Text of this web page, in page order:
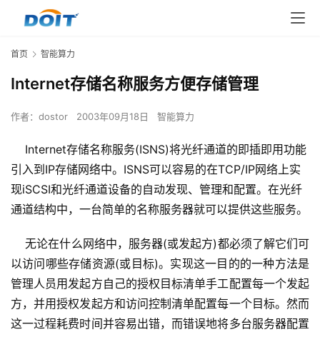
首页 智能算力
Internet存储名称服务方便存储管理
作者： dostor 2003年09月18日 智能算力
Internet存储名称服务(ISNS)将光纤通道的即插即用功能
引入到IP存储网络中。ISNS可以容易的在TCP/IP网络上实
现iSCSI和光纤通道设备的自动发现、管理和配置。在光纤
通道结构中，一台简单的名称服务器就可以提供这些服务。
无论在什么网络中，服务器(或发起方)都必须了解它们可
以访问哪些存储资源(或目标)。实现这一目的的一种方法是
管理人员用发起方自己的授权目标清单手工配置每一个发起
方，并用授权发起方和访问控制清单配置每一个目标。然而
这一过程耗费时间并容易出错，而错误地将多台服务器配置